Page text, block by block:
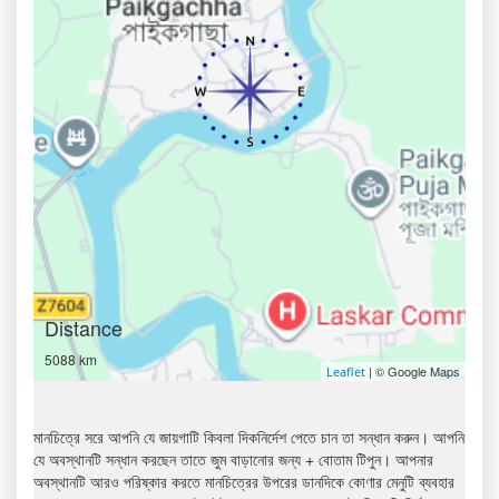
Distance
5088 km
Leaflet | © Google Maps
মানচিত্রে সরে আপনি যে জায়গাটি কিবলা দিকনির্দেশ পেতে চান তা সন্ধান করুন। আপনি
যে অবস্থানটি সন্ধান করছেন তাতে জুম বাড়ানোর জন্য + বোতাম টিপুন। আপনার
অবস্থানটি আরও পরিষ্কার করতে মানচিত্রের উপরের ডানদিকে কোণার মেনুটি ব্যবহার